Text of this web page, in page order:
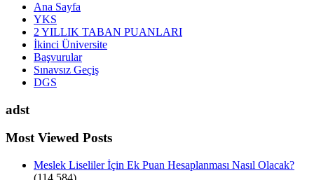
Ana Sayfa
YKS
2 YILLIK TABAN PUANLARI
İkinci Üniversite
Başvurular
Sınavsız Geçiş
DGS
adst
Most Viewed Posts
Meslek Liseliler İçin Ek Puan Hesaplanması Nasıl Olacak?